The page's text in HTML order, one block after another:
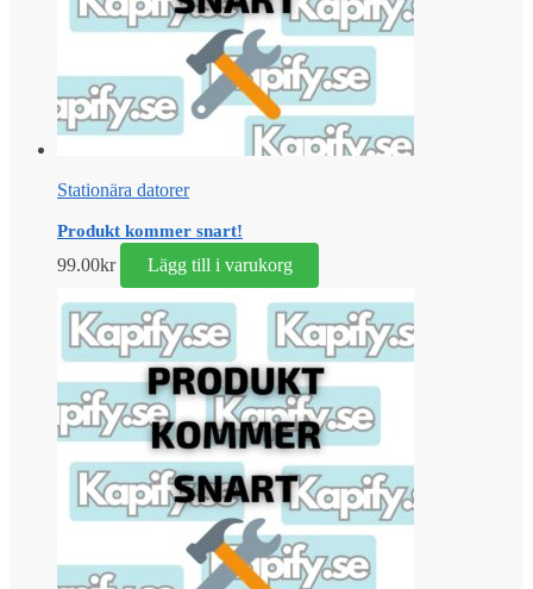
Stationära datorer
Produkt kommer snart!
99.00kr Lägg till i varukorg